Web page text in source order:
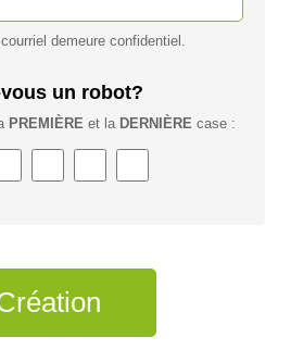
demeure confidentiel.
un robot?
PREMIÈRE et la DERNIÈRE case :